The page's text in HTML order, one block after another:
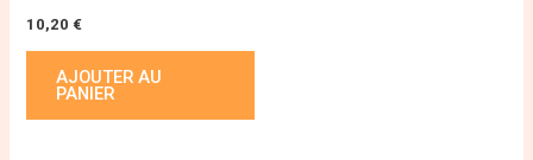
10,20 €
AJOUTER AU
PANIER